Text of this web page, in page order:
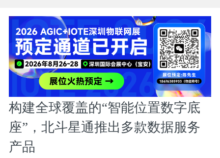
构建全球覆盖的“智能位置数字底
座”，北斗星通推出多款数据服务
产品